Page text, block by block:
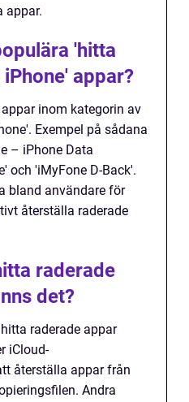
appar.
'hitta
appar?
inom kategorin av
Exempel på sådana
– iPhone Data
och 'iMyFone D-Back'.
bland användare för
återställa raderade
raderade
det?
raderade appar
iCloud-
återställa appar från
Andra